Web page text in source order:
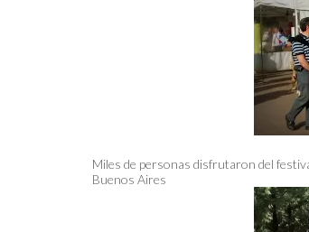
Miles de personas disfrutaron del
Buenos Aires